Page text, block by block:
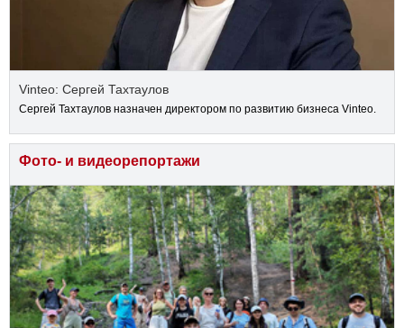
Vinteo: Сергей Тахтаулов
Сергей Тахтаулов назначен директором по развитию бизнеса Vinteo.
Фото- и видеорепортажи